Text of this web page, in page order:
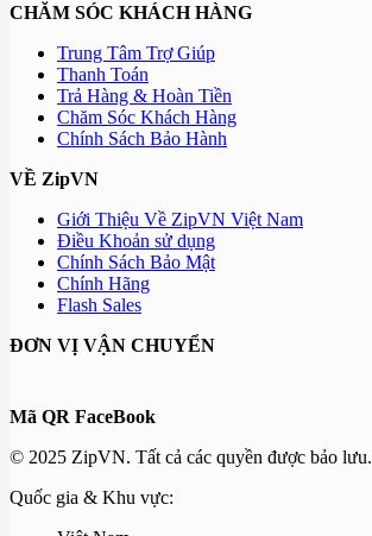
CHĂM SÓC KHÁCH HÀNG
Trung Tâm Trợ Giúp
Thanh Toán
Trả Hàng & Hoàn Tiền
Chăm Sóc Khách Hàng
Chính Sách Bảo Hành
VỀ ZipVN
Giới Thiệu Về ZipVN Việt Nam
Điều Khoản sử dụng
Chính Sách Bảo Mật
Chính Hãng
Flash Sales
ĐƠN VỊ VẬN CHUYỂN
Mã QR FaceBook
© 2025 ZipVN. Tất cả các quyền được bảo lưu.
Quốc gia & Khu vực: